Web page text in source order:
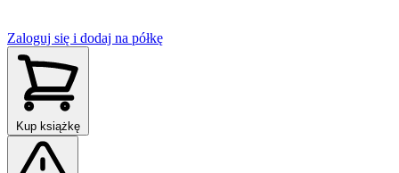
Zaloguj się i dodaj na półkę
Kup książkę